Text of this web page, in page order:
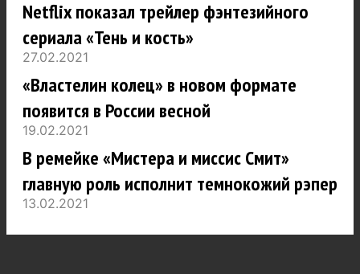
Netflix показал трейлер фэнтезийного
сериала «Тень и кость»
27.02.2021
«Властелин колец» в новом формате
появится в России весной
19.02.2021
В ремейке «Мистера и миссис Смит»
главную роль исполнит темнокожий рэпер
13.02.2021